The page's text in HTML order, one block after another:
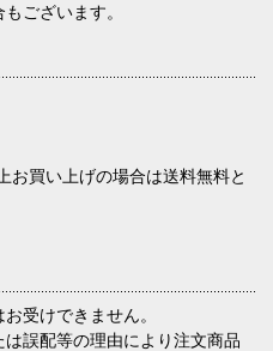
ございます。
お買い上げの場合は送料無料と
受けできません。
誤配等の理由により注文商品